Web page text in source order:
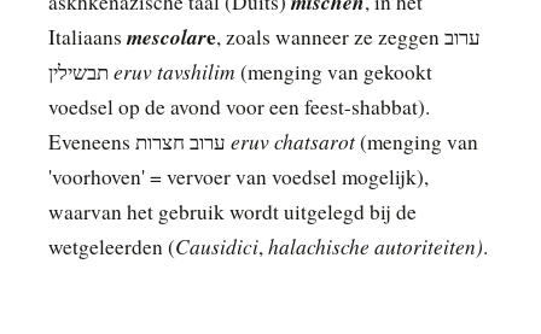
Italiaans mescolare, zoals wanneer ze zeggen ערוב
תבשילין eruv tavshilim (menging van gekookt
voedsel op de avond voor een feest-shabbat).
eruv chatsarot(menging van
'voorhoven' = vervoer van voedsel mogelijk),
waarvan het gebruik wordt uitgelegd bij de
wetgeleerden (Causidici,halachische autoriteiten).